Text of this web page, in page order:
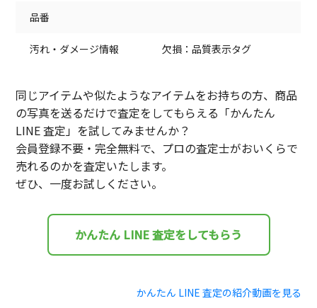
品番
汚れ・ダメージ情報 欠損：品質表示タグ
同じアイテムや似たようなアイテムをお持ちの方、商品
の写真を送るだけで査定をしてもらえる「かんたん
LINE 査定」を試してみませんか？
会員登録不要・完全無料で、プロの査定士がおいくらで
売れるのかを査定いたします。
ぜひ、一度お試しください。
かんたん LINE 査定をしてもらう
かんたん LINE 査定の紹介動画を見る